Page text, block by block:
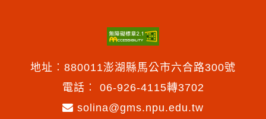
地址︰880011澎湖縣馬公市六合路300號
電話︰ 06-926-4115轉3702
solina@gms.npu.edu.tw